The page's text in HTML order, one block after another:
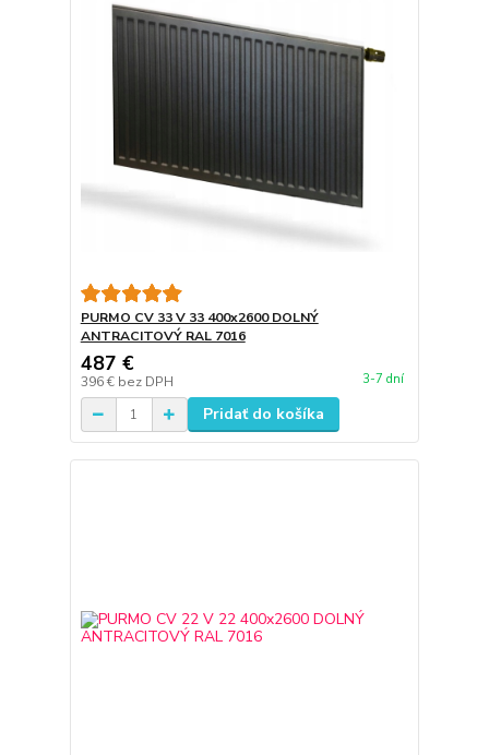
PURMO CV 33 V 33 400x2600 DOLNÝ
ANTRACITOVÝ RAL 7016
487 €
396 € bez DPH 3-7 dní
Pridať do košíka